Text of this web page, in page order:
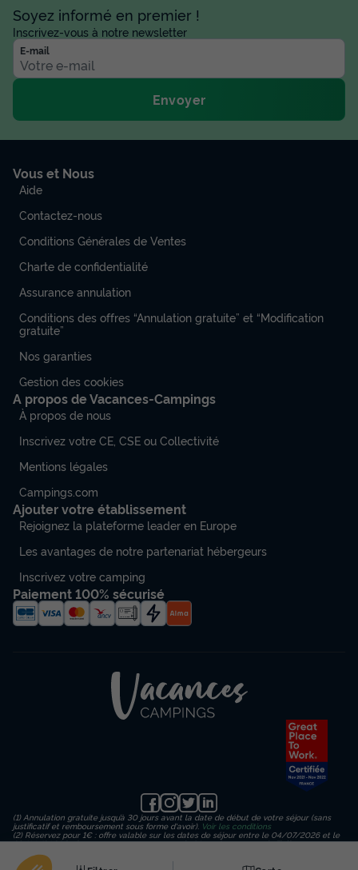
Soyez informé en premier !
Inscrivez-vous à notre newsletter
E-mail
Envoyer
Vous et Nous
Aide
Contactez-nous
Conditions Générales de Ventes
Charte de confidentialité
Assurance annulation
Conditions des offres “Annulation gratuite” et “Modification
gratuite”
Nos garanties
Gestion des cookies
A propos de Vacances-Campings
À propos de nous
Inscrivez votre CE, CSE ou Collectivité
Mentions légales
Campings.com
Ajouter votre établissement
Rejoignez la plateforme leader en Europe
Les avantages de notre partenariat hébergeurs
Inscrivez votre camping
Paiement 100% sécurisé
(1) Annulation gratuite jusqu’à 30 jours avant la date de début de votre séjour (sans
justificatif et remboursement sous forme d'avoir). Voir les conditions
(2) Réservez pour 1€ : offre valable sur les dates de séjour entre le 04/07/2026 et le
23/08/2026 inclus, en payant un acompte de 1€ sur le montant de l’hébergement
échéances. Important : le paiement final de votre séjour est dû au plus tard 30 jours